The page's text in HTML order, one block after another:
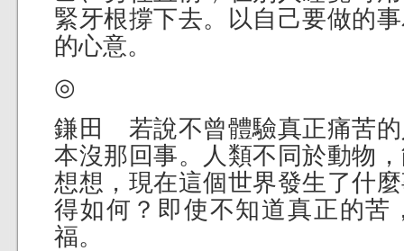
緊牙根撐下去。以自己要做的
的心意。
◎
鎌田 若說不曾體驗真正痛苦
本沒那回事。人類不同於動物
想想，現在這個世界發生了什
得如何？即使不知道真正的苦
福。